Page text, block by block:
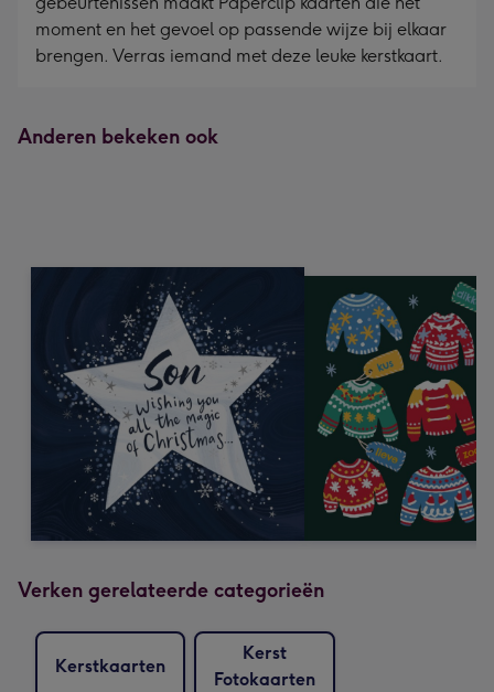
moment en het gevoel op passende wijze bij elkaar
brengen. Verras iemand met deze leuke kerstkaart.
Anderen bekeken ook
Verken gerelateerde categorieën
Kerstkaarten
Kerst
Fotokaarten